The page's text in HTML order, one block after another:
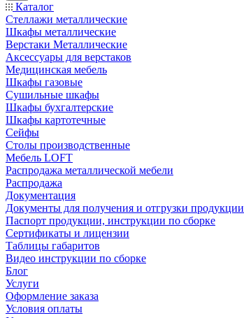
Каталог
Стеллажи металлические
Шкафы металлические
Верстаки Металлические
Аксессуары для верстаков
Медицинская мебель
Шкафы газовые
Сушильные шкафы
Шкафы бухгалтерские
Шкафы картотечные
Сейфы
Столы производственные
Мебель LOFT
Распродажа металлической мебели
Распродажа
Документация
Документы для получения и отгрузки продукции
Паспорт продукции, инструкции по сборке
Сертификаты и лицензии
Таблицы габаритов
Видео инструкции по сборке
Блог
Услуги
Оформление заказа
Условия оплаты